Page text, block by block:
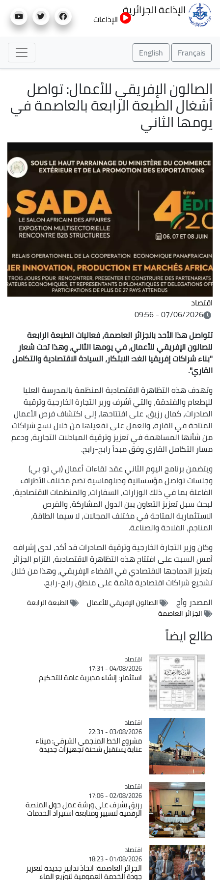
إلى
الإذاعة الجزائرية
الإذاعات
Français
English
الصالون الإفريقي للأعمال: تواصل
أشغال الطبعة الرابعة بالعاصمة في
يومها الثاني
اقتصاد
07/06/2026 - 09:56
تتواصل هذا الأحد بالجزائر العاصمة، فعالياتالطبعة الرابعة
للصالون الإفريقي للأعمال، في يومها الثاني، وهذا تحت شعار
بناء شراكات إفريقيا الغد: الابتكار، السيادة الاقتصادية والتكامل
القاري".
وتهدف هذه التظاهرة الاقتصادية المنظمة بالمدرسة العليا
للإطعام والفندقة، والتي أشرف وزير التجارة الخارجية وترقية
الصادرات، كمال رزيق، على افتتاحها، إلى اكتشاف فرص الأعمال
المتاحة في القارة، والعمل على تفعيلها من خلال نسج شراكات
من شأنها المساهمة في تعزيز وترقية المبادلات التجارية، ودعم
مسار التكامل القاري وفق مبدأ رابح-رابح.
ويتضمن برنامج اليوم الثاني عقد لقاءات أعمال (بي تو بي)
وجلسات تواصل مؤسساتية ودبلوماسية تضم مختلف الأطراف
الفاعلة بما في ذلك الوزارات، السفارات، والمنظمات الاقتصادية،
لبحث سبل تعزيز التعاون بين الدول المشاركة، والفرص
الاستثمارية المتاحة في مختلف المجالات، لا سيما الطاقة،
المناجم، الفلاحة والصناعة.
وكان وزير التجارة الخارجية وترقية الصادرات قد أكد، لدى إشرافه
أمس السبت على افتتاح هذه التظاهرة الاقتصادية، التزام الجزائر
بتعزيز اندماجها الاقتصادي في الفضاء الإفريقي، وهذا من خلال
تشجيع شراكات اقتصادية قائمة على منطق رابح-رابح.
المصدروأج الصالون الإفريقي للأعمال
الطبعة الرابعة
الجزائر العاصمة
طالع ايضاً
Catégorie
اقتصاد
04/08/2026 - 17:31
استثمار: إنشاء مديرية عامة للتحكيم
Catégorie
اقتصاد
03/08/2026 - 22:31
مشروع الخط المنجمي الشرقي: ميناء
عنابة يستقبل شحنة تجهيزات جديدة
Catégorie
اقتصاد
02/08/2026 - 17:06
رزيق يشرف على ورشة عمل حول المنصة
الرقمية لتسيير ومتابعة استيراد الخدمات
Catégorie
اقتصاد
01/08/2026 - 18:23
الجزائر العاصمة: اتخاذ تدابير جديدة لتعزيز
جودة الخدمة العمومية لتوزيع الماء